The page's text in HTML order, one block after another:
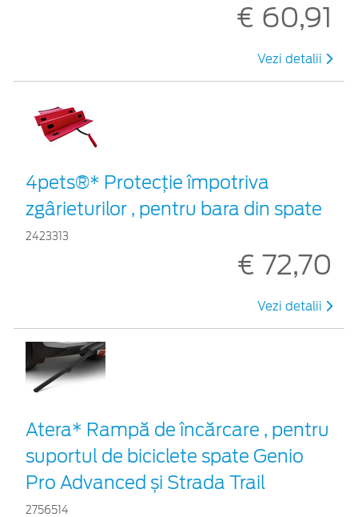
€ 60,91
Vezi detalii
4pets®* Protecție împotriva
zgârieturilor , pentru bara din spate
2423313
€ 72,70
Vezi detalii
Atera* Rampă de încărcare , pentru
suportul de biciclete spate Genio
Pro Advanced și Strada Trail
2756514